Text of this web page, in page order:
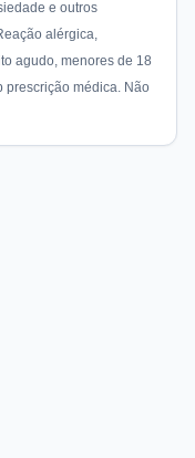
e outros
alérgica,
agudo, menores de 18
prescrição médica. Não